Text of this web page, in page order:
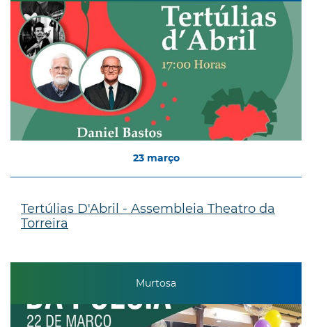
23 março
Tertúlias D'Abril - Assembleia Theatro da
Torreira
Murtosa